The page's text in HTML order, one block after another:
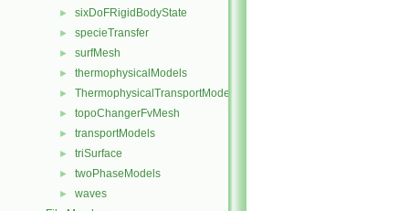
► sixDoFRigidBodyState
► specieTransfer
► surfMesh
► thermophysicalModels
► ThermophysicalTransportModels
► topoChangerFvMesh
► transportModels
► triSurface
► twoPhaseModels
► waves